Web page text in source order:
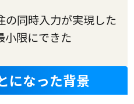
の同時入力が実現した
小限にできた
になった背景